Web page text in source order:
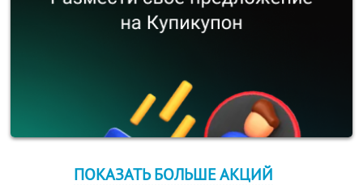
ПОКАЗАТЬ БОЛЬШЕ АКЦИЙ